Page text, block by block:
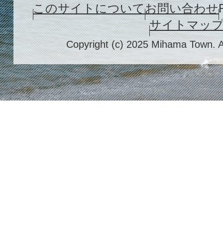
このサイトについてお問い合わせ
サイトマッ
Copyright (c) 2025 Mihama Town.